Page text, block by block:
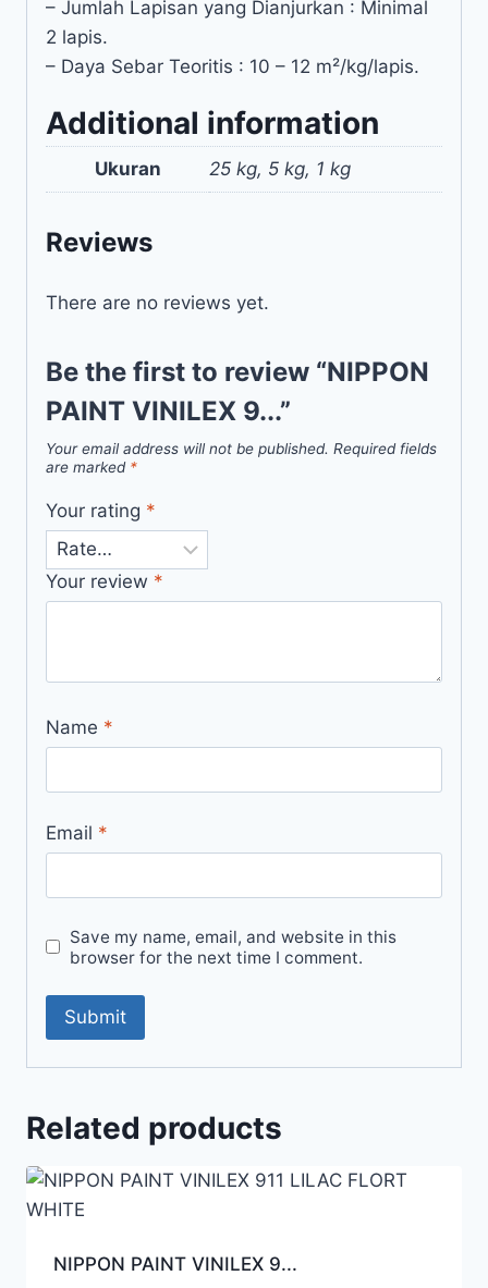
– Jumlah Lapisan yang Dianjurkan : Minimal
2 lapis.
– Daya Sebar Teoritis : 10 – 12 m²/kg/lapis.
Additional information
Ukuran 25 kg, 5 kg, 1 kg
Reviews
There are no reviews yet.
Be the first to review “NIPPON
PAINT VINILEX 9...”
Your email address will not be published. Required fields
are marked *
Your rating *
Your review *
Name *
Email *
Save my name, email, and website in this
browser for the next time I comment.
Related products
NIPPON PAINT VINILEX 9...